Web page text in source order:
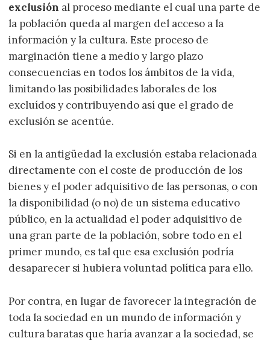
exclusión al proceso mediante el cual una parte de
la población queda al margen del acceso a la
información y la cultura. Este proceso de
marginación tiene a medio y largo plazo
consecuencias en todos los ámbitos de la vida,
limitando las posibilidades laborales de los
excluídos y contribuyendo así que el grado de
exclusión se acentúe.
Si en la antigüedad la exclusión estaba relacionada
directamente con el coste de producción de los
bienes y el poder adquisitivo de las personas, o con
la disponibilidad (o no) de un sistema educativo
público, en la actualidad el poder adquisitivo de
una gran parte de la población, sobre todo en el
primer mundo, es tal que esa exclusión podría
desaparecer si hubiera voluntad política para ello.
Por contra, en lugar de favorecer la integración de
toda la sociedad en un mundo de información y
cultura baratas que haría avanzar a la sociedad, se